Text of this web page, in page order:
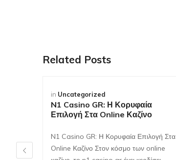
Related Posts
in Uncategorized
N1 Casino GR: Η Κορυφαία
Επιλογή Στα Online Καζίνο
N1 Casino GR: Η Κορυφαία Επιλογή Στα
Online Καζίνο Στον κόσμο των online